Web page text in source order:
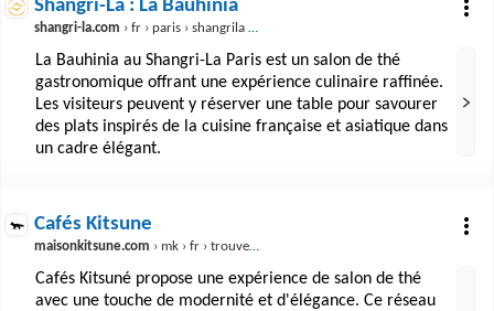
Shangri-La : La Bauhinia
shangri-la.com › fr › paris › shangrila › dining › restaurants › la-bauhinia
La Bauhinia au Shangri-La Paris est un salon de thé
gastronomique offrant une expérience culinaire raffinée.
Les visiteurs peuvent y réserver une table pour savourer
des plats inspirés de la cuisine française et asiatique dans
un cadre élégant.
Cafés Kitsune
maisonkitsune.com › mk › fr › trouver-un-cafe-2
Cafés Kitsuné propose une expérience de salon de thé
avec une touche de modernité et d'élégance. Ce réseau